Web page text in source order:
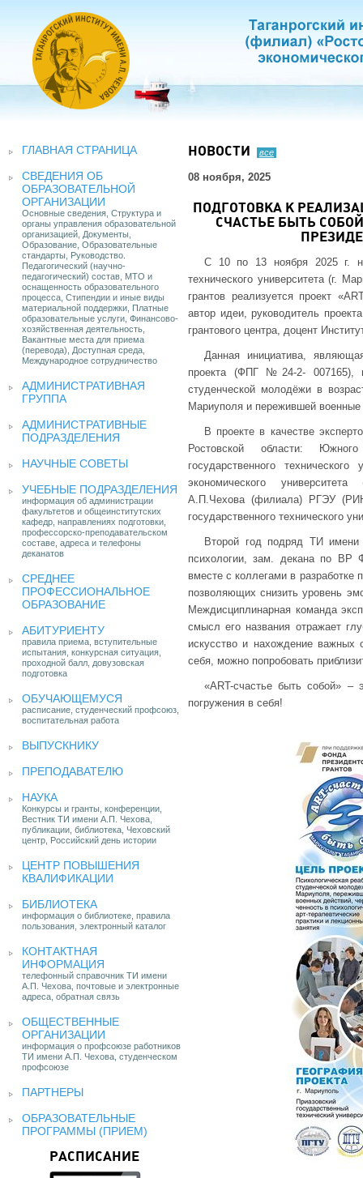
ГЛАВНАЯ СТРАНИЦА
СВЕДЕНИЯ ОБ
ОБРАЗОВАТЕЛЬНОЙ
ОРГАНИЗАЦИИ
Основные сведения, Структура и
органы управления образовательной
организацией, Документы,
Образование, Образовательные
стандарты, Руководство.
Педагогический (научно-
педагогический) состав, МТО и
оснащенность образовательного
процесса, Стипендии и иные виды
материальной поддержки, Платные
образовательные услуги, Финансово-
хозяйственная деятельность,
Вакантные места для приема
(перевода), Доступная среда,
Международное сотрудничество
АДМИНИСТРАТИВНАЯ
ГРУППА
АДМИНИСТРАТИВНЫЕ
ПОДРАЗДЕЛЕНИЯ
НАУЧНЫЕ СОВЕТЫ
УЧЕБНЫЕ ПОДРАЗДЕЛЕНИЯ
информация об администрации
факультетов и общеинститутских
кафедр, направлениях подготовки,
профессорско-преподавательском
составе, адреса и телефоны
деканатов
СРЕДНЕЕ
ПРОФЕССИОНАЛЬНОЕ
ОБРАЗОВАНИЕ
АБИТУРИЕНТУ
правила приема, вступительные
испытания, конкурсная ситуация,
проходной балл, довузовская
подготовка
ОБУЧАЮЩЕМУСЯ
расписание, студенческий профсоюз,
воспитательная работа
ВЫПУСКНИКУ
ПРЕПОДАВАТЕЛЮ
НАУКА
Конкурсы и гранты, конференции,
Вестник ТИ имени А.П. Чехова,
публикации, библиотека, Чеховский
центр, Российский день истории
ЦЕНТР ПОВЫШЕНИЯ
КВАЛИФИКАЦИИ
БИБЛИОТЕКА
информация о библиотеке, правила
пользования, электронный каталог
КОНТАКТНАЯ
ИНФОРМАЦИЯ
телефонный справочник ТИ имени
А.П. Чехова, почтовые и электронные
адреса, обратная связь
ОБЩЕСТВЕННЫЕ
ОРГАНИЗАЦИИ
информация о профсоюзе работников
ТИ имени А.П. Чехова, студенческом
профсоюзе
ПАРТНЕРЫ
ОБРАЗОВАТЕЛЬНЫЕ
ПРОГРАММЫ (ПРИЕМ)
РАСПИСАНИЕ
НОВОСТИ все
08 ноября, 2025
ПОДГОТОВКА К
СЧАСТЬЕ БЫТЬ
С 10 по 13 ноября 2025 г. на
технического университета (г.
грантов реализуется проект
автор идеи, руководитель
грантового центра, доцент
Данная инициатива,
проекта (ФПГ №24-2- 007165),
студенческой молодёжи в
Мариуполя и пережившей военные
В проекте в качестве
Ростовской области:
государственного технического
экономического
А.П.Чехова (филиала) РГЭУ
государственного технического
Второй год подряд ТИ
психологии, зам. декана по
вместе с коллегами в разработке
позволяющих снизить уровень
Междисциплинарная команда
смысл его названия отражает
искусство и нахождение важных
себя, можно попробовать
«ART-счастье быть собой»
погружения в себя!